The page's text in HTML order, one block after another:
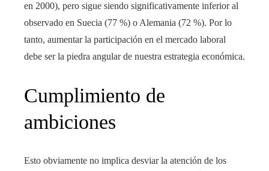
en 2000), pero sigue siendo significativamente inferior al
observado en Suecia (77 %) o Alemania (72 %). Por lo
tanto, aumentar la participación en el mercado laboral
debe ser la piedra angular de nuestra estrategia económica.
Cumplimiento de
ambiciones
Esto obviamente no implica desviar la atención de los